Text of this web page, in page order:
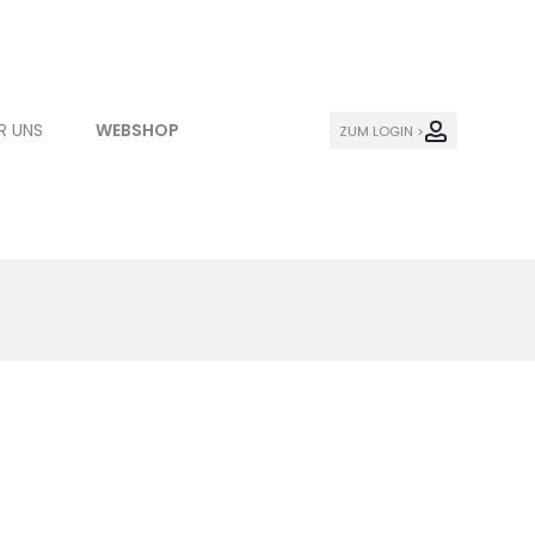
UNS WEBSHOP ZUM LOGIN >